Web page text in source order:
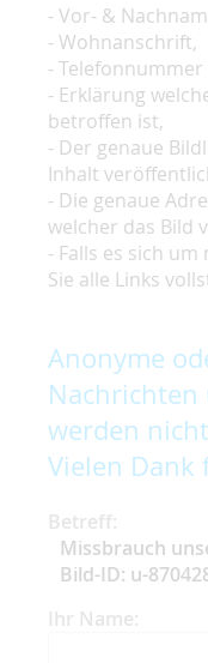
- Vor- &
- Wohnanschrift,
-
- Erklärung
betroffen ist,
- Der genaue
Inhalt
- Die genaue
welcher das Bild
- Falls es sich
Sie alle Links
Anonyme
Nachrichten
werden
Vielen Dank
Betreff:
Missbrauch
Bild-ID: u-
Ihr Name: